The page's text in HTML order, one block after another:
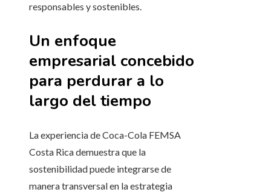
responsables y sostenibles.
Un enfoque
empresarial concebido
para perdurar a lo
largo del tiempo
La experiencia de Coca-Cola FEMSA
Costa Rica demuestra que la
sostenibilidad puede integrarse de
manera transversal en la estrategia